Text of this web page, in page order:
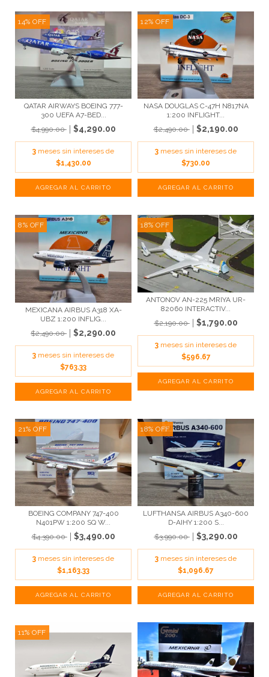
14% OFF
QATAR AIRWAYS BOEING 777-
300 UEFA A7-BED...
$4,990.00
$4,290.00
3 meses sin intereses de
$1,430.00
12% OFF
NASA DOUGLAS C-47H N817NA
1:200 INFLIGHT...
$2,490.00
$2,190.00
3 meses sin intereses de
$730.00
8% OFF
MEXICANA AIRBUS A318 XA-
UBZ 1:200 INFLIG...
$2,490.00
$2,290.00
3 meses sin intereses de
$763.33
18% OFF
ANTONOV AN-225 MRIYA UR-
82060 INTERACTIV...
$2,190.00
$1,790.00
3 meses sin intereses de
$596.67
21% OFF
BOEING COMPANY 747-400
N401PW 1:200 SQ W...
$4,390.00
$3,490.00
3 meses sin intereses de
$1,163.33
18% OFF
LUFTHANSA AIRBUS A340-600
D-AIHY 1:200 S...
$3,990.00
$3,290.00
3 meses sin intereses de
$1,096.67
11% OFF